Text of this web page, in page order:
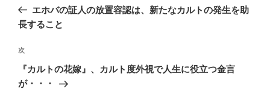
ナ
ゲ
ー
シ
の
投
エホバの証人の放置容認は、新たなカルトの発生を助
長すること
次
の
投
次
『カルトの花嫁』、カルト度外視で人生に役立つ金言
が・・・